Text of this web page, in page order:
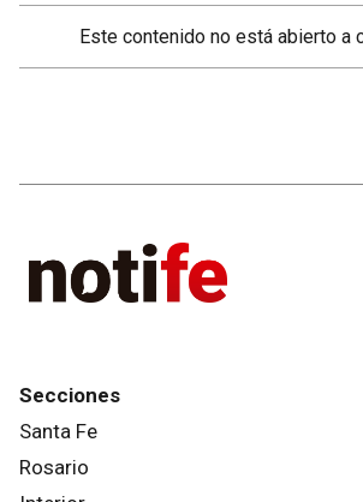
Este contenido no está abierto a
Secciones
Santa Fe
Rosario